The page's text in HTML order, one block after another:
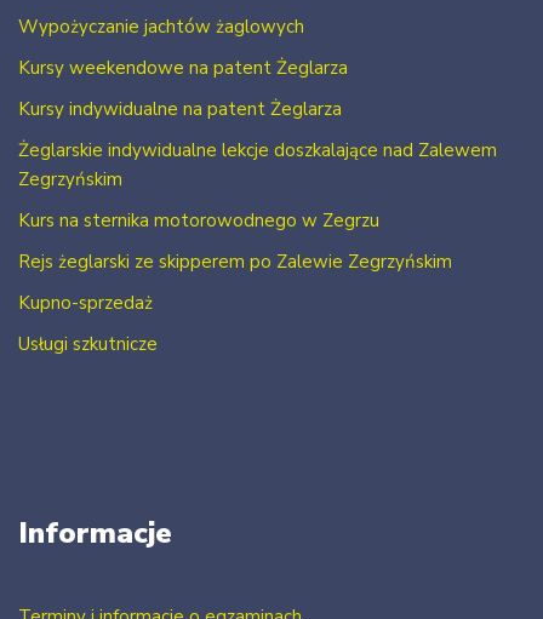
Wypożyczanie jachtów żaglowych
Kursy weekendowe na patent Żeglarza
Kursy indywidualne na patent Żeglarza
Żeglarskie indywidualne lekcje doszkalające nad Zalewem
Zegrzyńskim
Kurs na sternika motorowodnego w Zegrzu
Rejs żeglarski ze skipperem po Zalewie Zegrzyńskim
Kupno-sprzedaż
Usługi szkutnicze
Informacje